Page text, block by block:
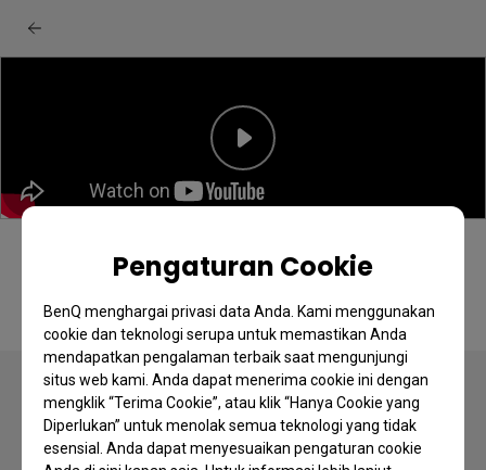
Pengaturan Cookie
BenQ menghargai privasi data Anda. Kami menggunakan
cookie dan teknologi serupa untuk memastikan Anda
mendapatkan pengalaman terbaik saat mengunjungi
situs web kami. Anda dapat menerima cookie ini dengan
mengklik “Terima Cookie”, atau klik “Hanya Cookie yang
Diperlukan” untuk menolak semua teknologi yang tidak
esensial. Anda dapat menyesuaikan pengaturan cookie